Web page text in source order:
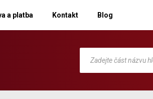
a platba Kontakt Blog